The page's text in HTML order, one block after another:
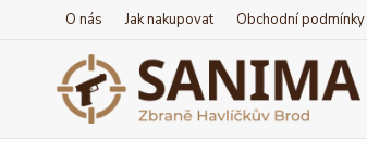
O nás Jak nakupovat Obchodní podmínky